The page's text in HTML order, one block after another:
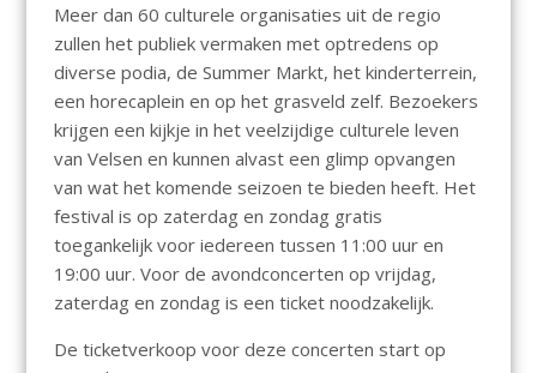
Meer dan 60 culturele organisaties uit de regio
zullen het publiek vermaken met optredens op
diverse podia, de Summer Markt, het kinderterrein,
een horecaplein en op het grasveld zelf. Bezoekers
krijgen een kijkje in het veelzijdige culturele leven
van Velsen en kunnen alvast een glimp opvangen
van wat het komende seizoen te bieden heeft. Het
festival is op zaterdag en zondag gratis
toegankelijk voor iedereen tussen 11:00 uur en
19:00 uur. Voor de avondconcerten op vrijdag,
zaterdag en zondag is een ticket noodzakelijk.
De ticketverkoop voor deze concerten start op